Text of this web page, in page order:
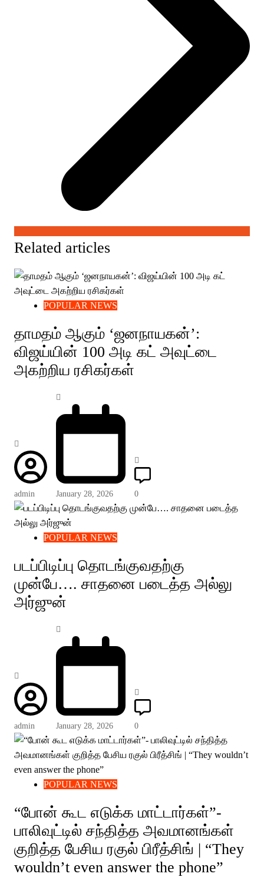
Related articles
POPULAR NEWS
தாமதம் ஆகும் ‘ஜனநாயகன்’:
விஜய்யின் 100 அடி கட் அவுட்டை
அகற்றிய ரசிகர்கள்
admin January 28, 2026 0
POPULAR NEWS
படப்பிடிப்பு தொடங்குவதற்கு
முன்பே…. சாதனை படைத்த அல்லு
அர்ஜுன்
admin January 28, 2026 0
POPULAR NEWS
“போன் கூட எடுக்க மாட்டார்கள்”-
பாலிவுட்டில் சந்தித்த அவமானங்கள்
குறித்த பேசிய ரகுல் பிரீத்சிங் | “They
wouldn’t even answer the phone”